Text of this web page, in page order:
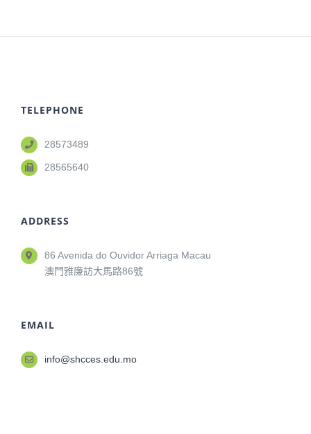
TELEPHONE
28573489
28565640
ADDRESS
86 Avenida do Ouvidor Arriaga Macau
澳門雅廉訪大馬路86號
EMAIL
info@shcces.edu.mo